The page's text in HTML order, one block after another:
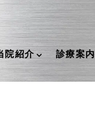
院紹介 診療案内